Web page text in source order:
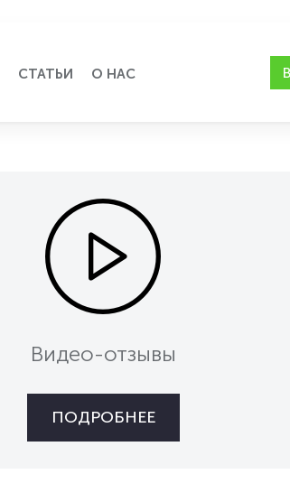
СТАТЬИ О НАС
Видео-отзывы
ПОДРОБНЕЕ